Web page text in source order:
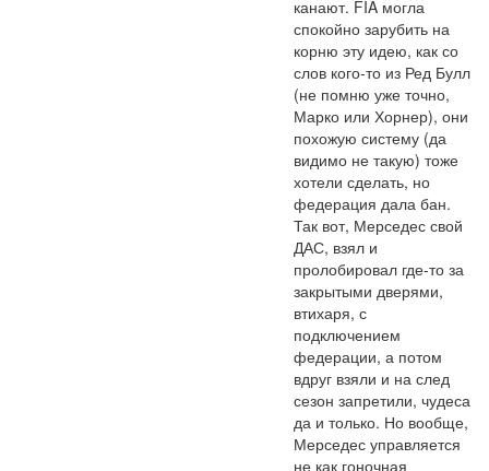
канают. FIA могла
спокойно зарубить на
корню эту идею, как со
слов кого-то из Ред Булл
(не помню уже точно,
Марко или Хорнер), они
похожую систему (да
видимо не такую) тоже
хотели сделать, но
федерация дала бан.
Так вот, Мерседес свой
ДАС, взял и
пролобировал где-то за
закрытыми дверями,
втихаря, с
подключением
федерации, а потом
вдруг взяли и на след
сезон запретили, чудеса
да и только. Но вообще,
Мерседес управляется
не как гоночная